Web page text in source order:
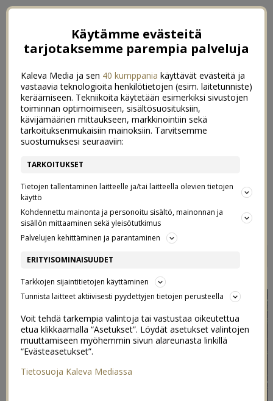
MIKÄ IHMEEN PCOS
Käytämme evästeitä
tarjotaksemme parempia palveluja
Kaleva Media ja sen 40 kumppania käyttävät evästeitä ja
vastaavia teknologioita henkilötietojen (esim. laitetunniste)
keräämiseen. Tekniikoita käytetään esimerkiksi sivustojen
toiminnan optimoimiseen, sisältösuosituksiin,
kävijämäärien mittaukseen, markkinointiin sekä
tarkoituksenmukaisiin mainoksiin. Tarvitsemme
suostumuksesi seuraaviin:
TARKOITUKSET
Tietojen tallentaminen laitteelle ja/tai laitteella olevien tietojen
käyttö
Kohdennettu mainonta ja personoitu sisältö, mainonnan ja
sisällön mittaaminen sekä yleisötutkimus
Palvelujen kehittäminen ja parantaminen
ERITYISOMINAISUUDET
Tarkkojen sijaintitietojen käyttäminen
Tunnista laitteet aktiivisesti pyydettyjen tietojen perusteella
Voit tehdä tarkempia valintoja tai vastustaa oikeutettua
etua klikkaamalla “Asetukset”. Löydät asetukset valintojen
muuttamiseen myöhemmin sivun alareunasta linkillä
“Evästeasetukset”.
Tietosuoja Kaleva Mediassa